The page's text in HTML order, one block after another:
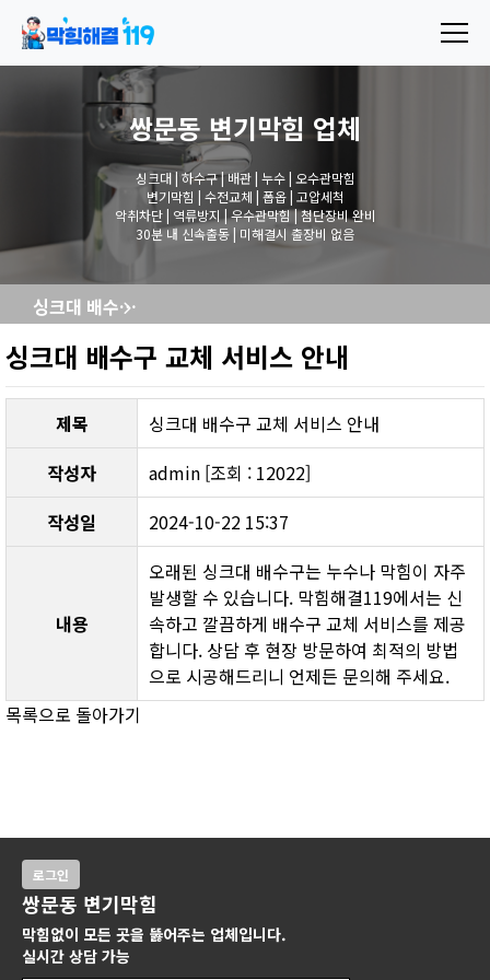
쌍문동 변기막힘 업체
싱크대 | 하수구 | 배관 | 누수 | 오수관막힘
변기막힘 | 수전교체 | 폽옵 | 고압세척
악취차단 | 역류방지 | 우수관막힘 | 첨단장비 완비
30분 내 신속출동 | 미해결시 출장비 없음
싱크대 배수구 교체 서비스 안내
싱크대 배수구 교체 서비스 안내
제목
싱크대 배수구 교체 서비스 안내
작성자
admin [조회 : 12022]
작성일
2024-10-22 15:37
내용
오래된 싱크대 배수구는 누수나 막힘이 자주
발생할 수 있습니다. 막힘해결119에서는 신
속하고 깔끔하게 배수구 교체 서비스를 제공
합니다. 상담 후 현장 방문하여 최적의 방법
으로 시공해드리니 언제든 문의해 주세요.
목록으로 돌아가기
로그인
쌍문동 변기막힘
막힘없이 모든 곳을 뚫어주는 업체입니다.
실시간 상담 가능